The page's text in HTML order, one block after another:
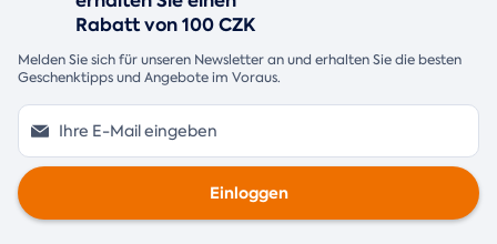
Rabatt von 100 CZK
Melden Sie sich für unseren Newsletter an und erhalten Sie die besten
Geschenktipps und Angebote im Voraus.
Einloggen